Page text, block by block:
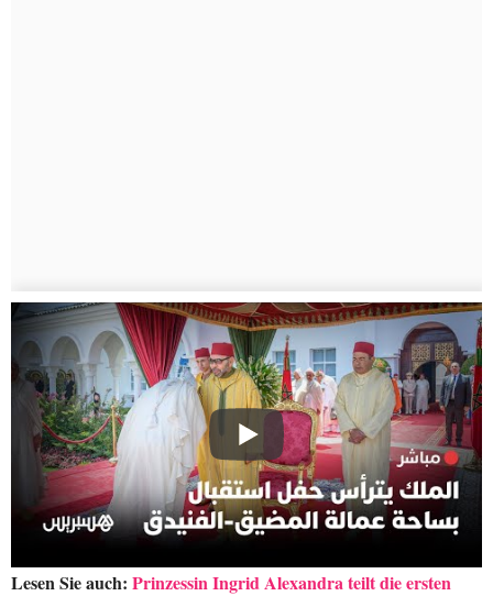
Lesen Sie auch: Prinzessin Ingrid Alexandra teilt die ersten